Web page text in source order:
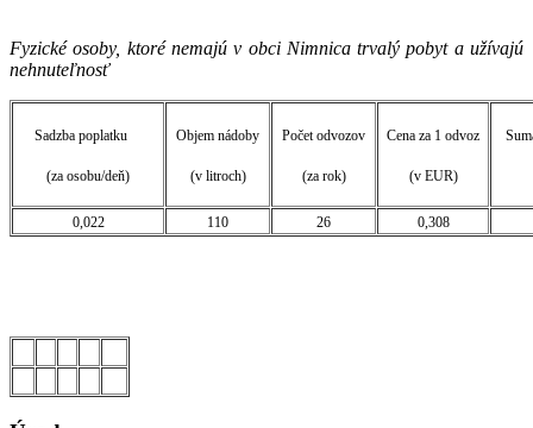
Fyzické osoby, ktoré nemajú v obci Nimnica trvalý pobyt a užívajú
nehnuteľnosť
Sadzba poplatku
(za osobu/deň)
Objem nádoby
(v litroch)
Počet odvozov
(za rok)
Cena za 1 odvoz
(v EUR)
0,022 110 26 0,308